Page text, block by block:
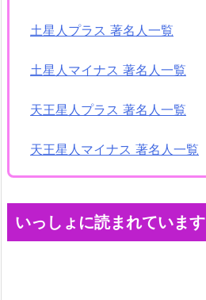
土星人プラス 著名人一覧
土星人マイナス 著名人一覧
天王星人プラス 著名人一覧
天王星人マイナス 著名人一覧
いっしょに読まれています